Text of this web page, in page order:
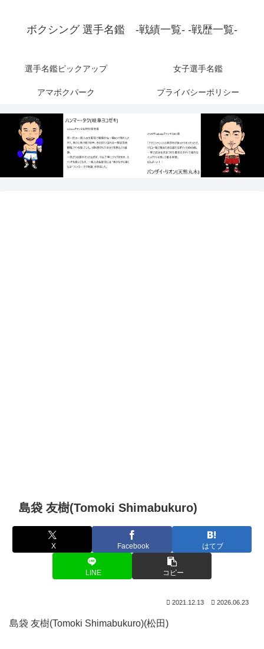
ボクシング 選手名鑑 -戦績一覧- -戦歴一覧-
選手名鑑ピックアップ 女子選手名鑑
アマボクパーク プライバシーポリシー
島袋 友樹(Tomoki Shimabukuro)
X Facebook はてブ
LINE コピー
2021.12.13 2026.06.23
島袋 友樹(Tomoki Shimabukuro)(松田)